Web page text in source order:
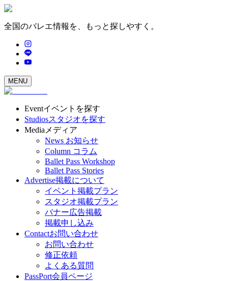
全国のバレエ情報を、もっと探しやすく。
MENU
Eventイベントを探す
Studiosスタジオを探す
Media メディア
News お知らせ
Column コラム
Ballet Pass Workshop
Ballet Pass Stories
Advertise掲載について
イベント掲載プラン
スタジオ掲載プラン
バナー広告掲載
掲載申し込み
Contactお問い合わせ
お問い合わせ
修正依頼
よくある質問
PassPort会員ページ